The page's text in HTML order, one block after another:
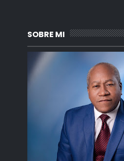
SOBRE MI